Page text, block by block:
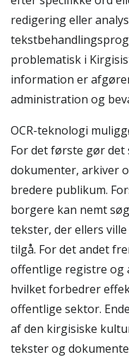
redigering eller
problematisk i
information er
administration og
OCR-teknologi
For det første gør
dokumenter, arkiver
bredere publikum.
borgere kan nemt
tekster, der ellers
tilgå. For det andet
offentlige registre og
hvilket forbedrer
offentlige sektor.
af den kirgisiske
tekster og